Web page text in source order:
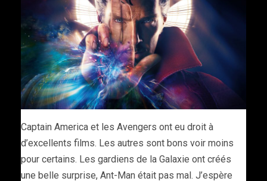
Captain America et les Avengers ont eu droit à
d’excellents films. Les autres sont bons voir moins
pour certains. Les gardiens de la Galaxie ont créés
une belle surprise, Ant-Man était pas mal. J’espère